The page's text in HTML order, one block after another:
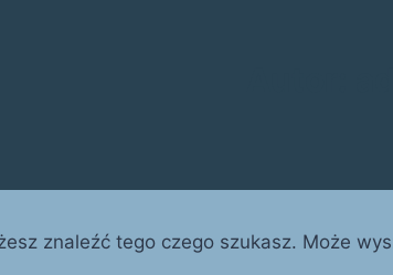
znaleźć tego czego szukasz. Może